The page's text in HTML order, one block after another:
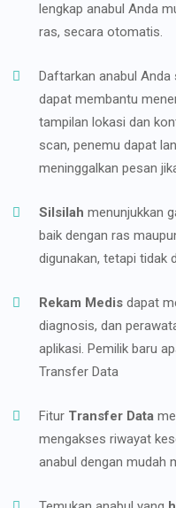
lengkap anabul Anda
ras, secara otomatis.
Daftarkan anabul
dapat membantu
tampilan lokasi dan
scan, penemu dapat
meninggalkan pesan
Silsilah menunjukkan
baik dengan ras
digunakan, tetapi tidak
Rekam Medis dapat
diagnosis, dan
aplikasi. Pemilik baru
Transfer Data
Fitur Transfer Data
mengakses riwayat
anabul dengan mudah